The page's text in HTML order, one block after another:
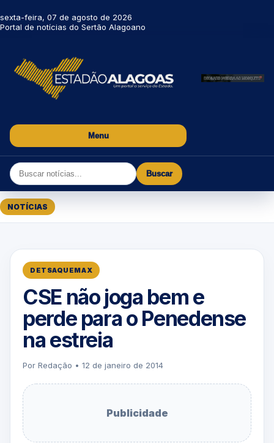
sexta-feira, 07 de agosto de 2026
Portal de notícias do Sertão Alagoano
Menu
Buscar
NOTÍCIAS
DETSAQUEMAX
CSE não joga bem e
perde para o Penedense
na estreia
Por Redação • 12 de janeiro de 2014
Publicidade